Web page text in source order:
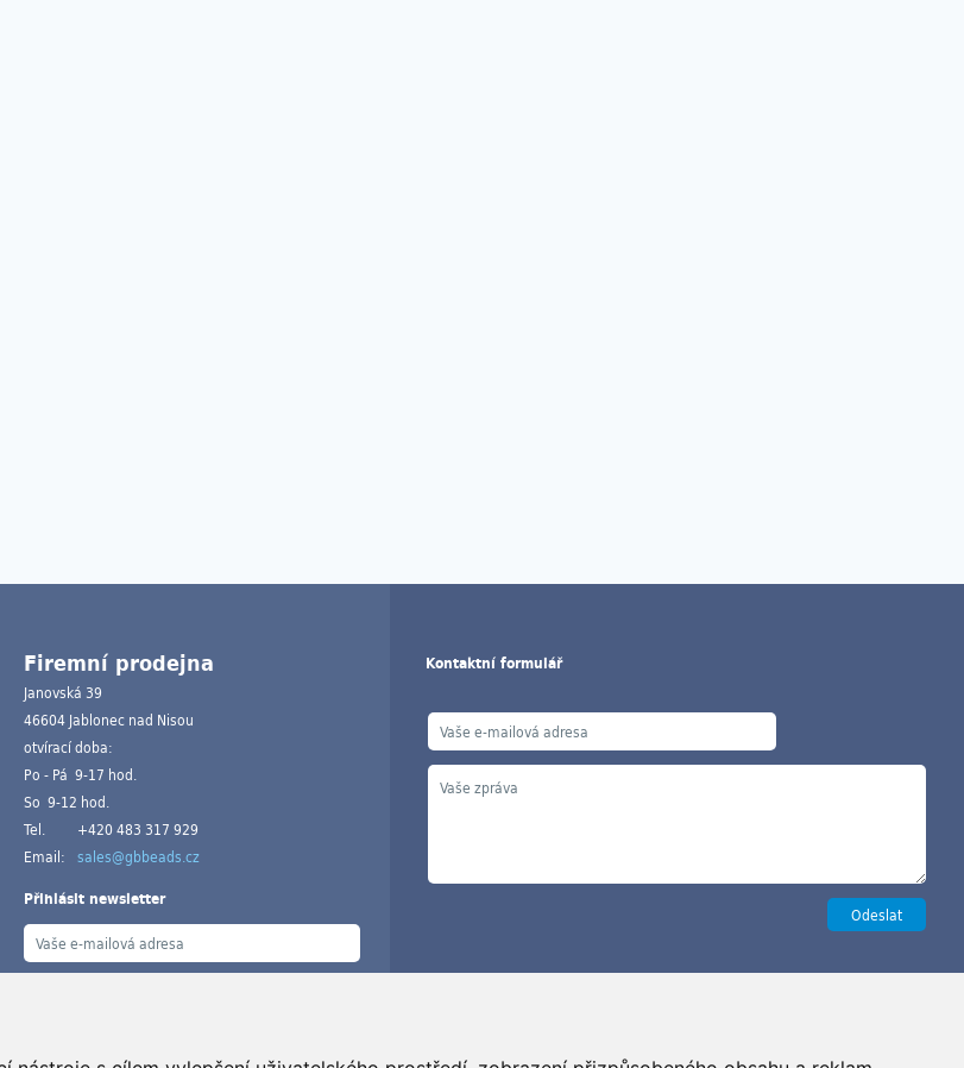
Firemní prodejna
Janovská 39
46604 Jablonec nad Nisou
otvírací doba:
Po - Pá 9-17 hod.
So 9-12 hod.
Tel.
+420 483 317 929
Email:
sales@gbbeads.cz
Přihlásit newsletter
Kontaktní formulář
Copyright ©2026 G&B Beads, s.r.o., vyrobilSimopt, s.r.o.